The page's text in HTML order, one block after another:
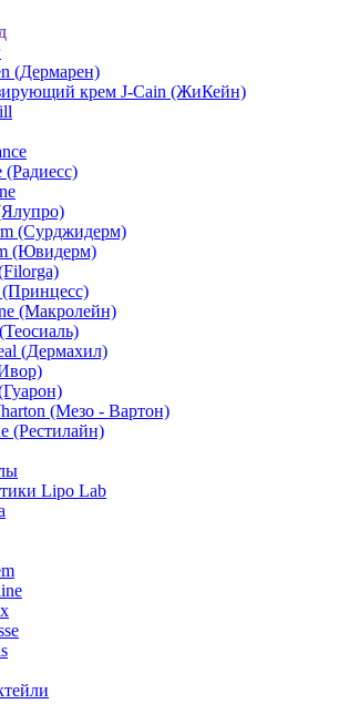
(Дермарен)
крем J-Cain (ЖиКейн)
(Радиесс)
(Сурджидерм)
(Ювидерм)
(Принцесс)
(Макролейн)
(Дермахил)
(Мезо - Вартон)
(Рестилайн)
Lipo Lab